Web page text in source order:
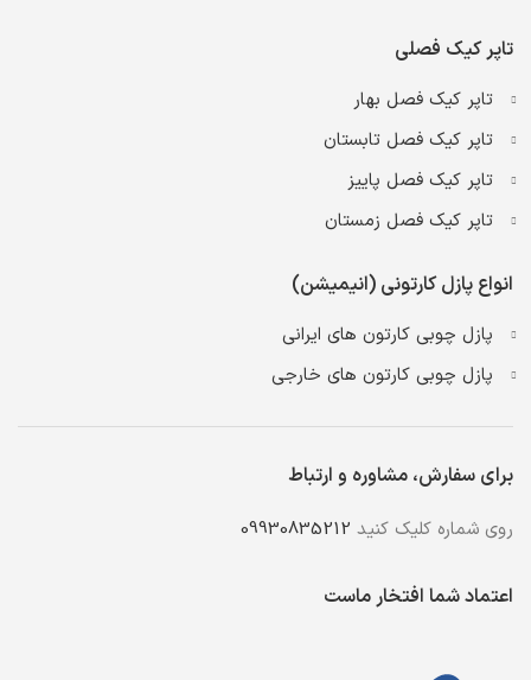
تاپر کیک فصلی
تاپر کیک فصل بهار
تاپر کیک فصل تابستان
تاپر کیک فصل پاییز
تاپر کیک فصل زمستان
انواع پازل کارتونی (انیمیشن)
پازل چوبی کارتون های ایرانی
پازل چوبی کارتون های خارجی
برای سفارش، مشاوره و ارتباط
روی شماره کلیک کنید 09930835212
اعتماد شما افتخار ماست